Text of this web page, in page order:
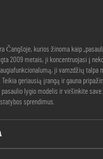
Čangšoje, kurios žinoma kaip
2009 metais, ji koncentruojasi į
ji vamzdžių talpa
geriausią įrangą ir gauna
lygio modelis ir viršinkite
sprendimus.